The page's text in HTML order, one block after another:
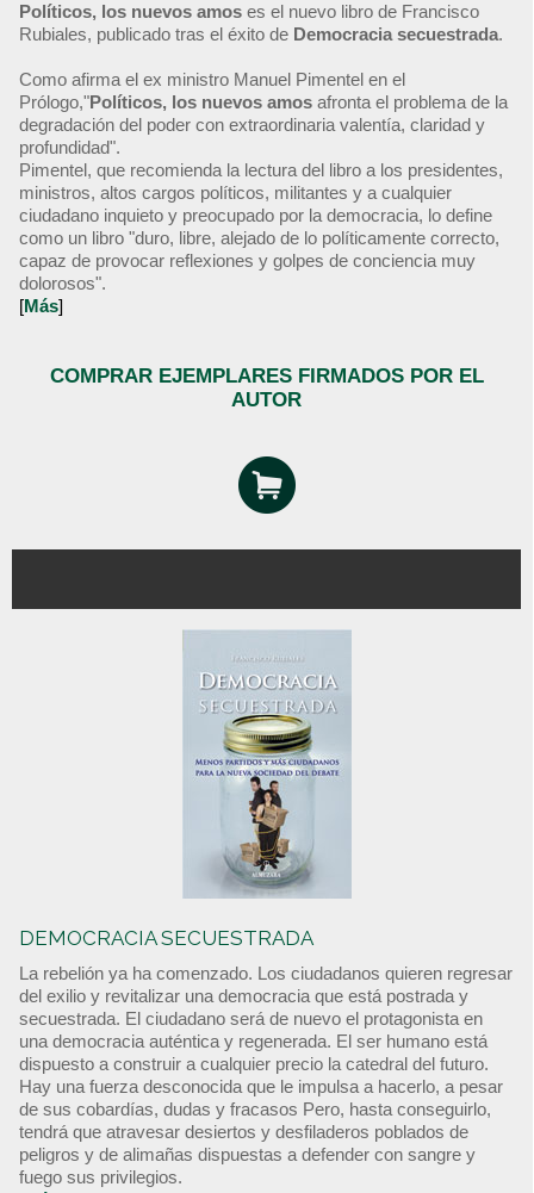
Políticos, los nuevos amos es el nuevo libro de Francisco
Rubiales, publicado tras el éxito de Democracia secuestrada.
Como afirma el ex ministro Manuel Pimentel en el
Prólogo,"Políticos, los nuevos amos afronta el problema de la
degradación del poder con extraordinaria valentía, claridad y
profundidad".
Pimentel, que recomienda la lectura del libro a los presidentes,
ministros, altos cargos políticos, militantes y a cualquier
ciudadano inquieto y preocupado por la democracia, lo define
como un libro "duro, libre, alejado de lo políticamente correcto,
capaz de provocar reflexiones y golpes de conciencia muy
dolorosos".
[Más]
COMPRAR EJEMPLARES FIRMADOS POR EL
AUTOR
DEMOCRACIA SECUESTRADA
La rebelión ya ha comenzado. Los ciudadanos quieren regresar
del exilio y revitalizar una democracia que está postrada y
secuestrada. El ciudadano será de nuevo el protagonista en
una democracia auténtica y regenerada. El ser humano está
dispuesto a construir a cualquier precio la catedral del futuro.
Hay una fuerza desconocida que le impulsa a hacerlo, a pesar
de sus cobardías, dudas y fracasos Pero, hasta conseguirlo,
tendrá que atravesar desiertos y desfiladeros poblados de
peligros y de alimañas dispuestas a defender con sangre y
fuego sus privilegios.